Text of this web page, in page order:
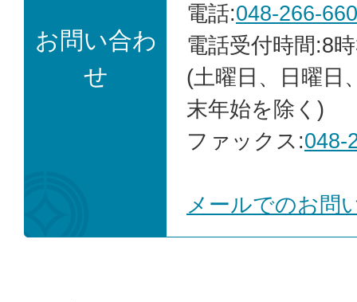
お問い合わ
せ
電話:048-266-
電話受付時間:8
(土曜日、日曜日
末年始を除く)
ファックス:048-
メールでのお問